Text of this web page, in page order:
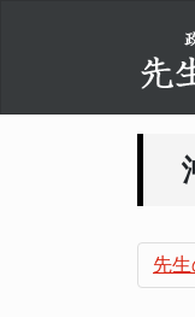
先